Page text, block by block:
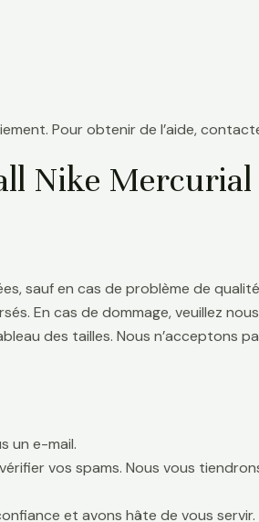
Pour obtenir de l’aide,
Nike
sauf en cas de problème de
En cas de dommage, veuillez
des tailles. Nous n’acceptons
un e-mail.
vos spams. Nous vous
et avons hâte de vous servir.